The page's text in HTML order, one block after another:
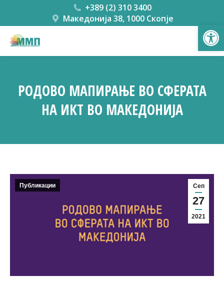
+389 (2) 310 3400
Македонија 38, 1000 Скопје
РОДОВО МАПИРАЊЕ ВО СФЕРАТА
НА ИКТ ВО МАКЕДОНИЈА
Сеп
27
2021
Публикации